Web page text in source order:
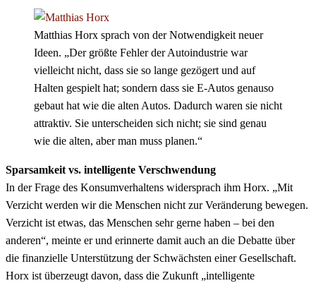
Matthias Horx sprach von der Notwendigkeit neuer
Ideen. „Der größte Fehler der Autoindustrie war
vielleicht nicht, dass sie so lange gezögert und auf
Halten gespielt hat; sondern dass sie E-Autos genauso
gebaut hat wie die alten Autos. Dadurch waren sie nicht
attraktiv. Sie unterscheiden sich nicht; sie sind genau
wie die alten, aber man muss planen.“
Sparsamkeit vs. intelligente Verschwendung
In der Frage des Konsumverhaltens widersprach ihm Horx. „Mit
Verzicht werden wir die Menschen nicht zur Veränderung bewegen.
Verzicht ist etwas, das Menschen sehr gerne haben – bei den
anderen“, meinte er und erinnerte damit auch an die Debatte über
die finanzielle Unterstützung der Schwächsten einer Gesellschaft.
Horx ist überzeugt davon, dass die Zukunft „intelligente